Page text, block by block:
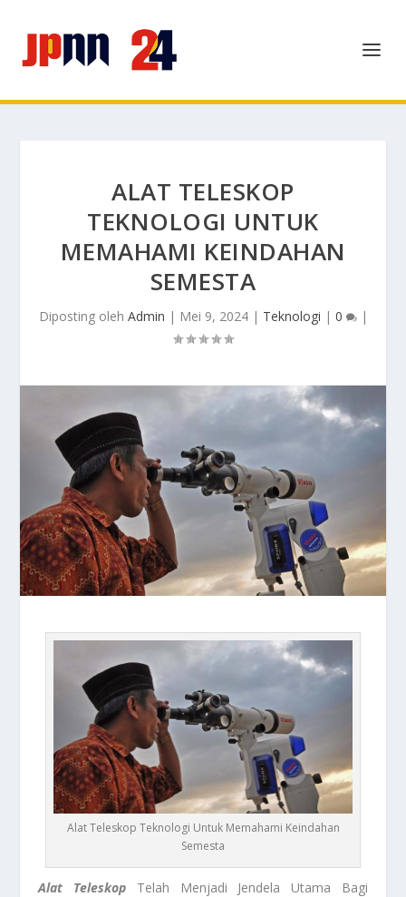
ALAT TELESKOP
TEKNOLOGI UNTUK
MEMAHAMI KEINDAHAN
SEMESTA
Diposting oleh Admin | Mei 9, 2024| Teknologi | 0 |
Alat Teleskop Teknologi Untuk Memahami Keindahan
Semesta
Alat Teleskop Telah Menjadi Jendela Utama Bagi